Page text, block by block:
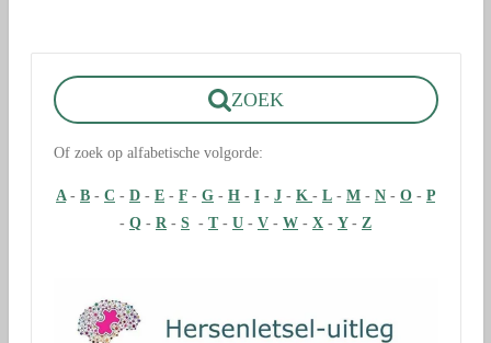
ZOEK
Of zoek op alfabetische volgorde:
A - B - C - D - E - F - G - H - I - J - K - L - M - N - O - P
- Q - R - S - T- U - V - W - X - Y- Z